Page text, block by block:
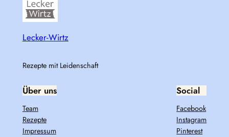
Lecker-Wirtz
Rezepte mit Leidenschaft
Über uns
Team
Rezepte
Impressum
Social
Facebook
Instagram
Pinterest